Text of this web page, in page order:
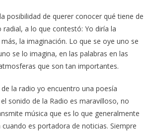
posibilidad de querer conocer qué tiene de
radial, a lo que contestó: Yo diría la
la imaginación. Lo que se oye uno se
se lo imagina, en las palabras en las
que son tan importantes.
la radio yo encuentro una poesía
sonido de la Radio es maravilloso, no
música que es lo que generalmente
es portadora de noticias. Siempre